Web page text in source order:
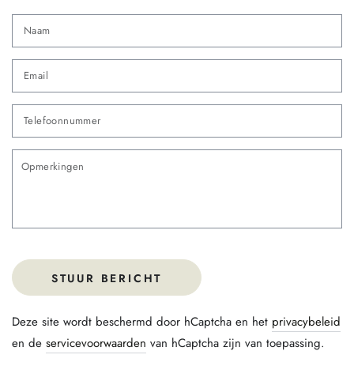
*
STUUR BERICHT
Deze site wordt beschermd door hCaptcha en het privacybeleid
en de servicevoorwaarden van hCaptcha zijn van toepassing.